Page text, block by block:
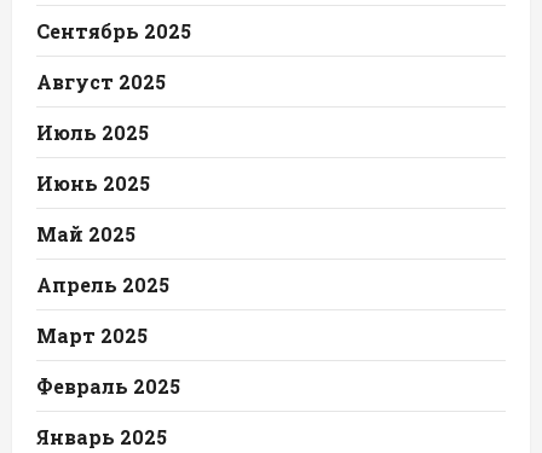
Сентябрь 2025
Август 2025
Июль 2025
Июнь 2025
Май 2025
Апрель 2025
Март 2025
Февраль 2025
Январь 2025